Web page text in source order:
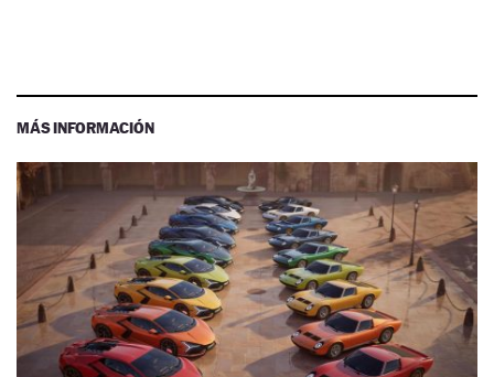
MÁS INFORMACIÓN